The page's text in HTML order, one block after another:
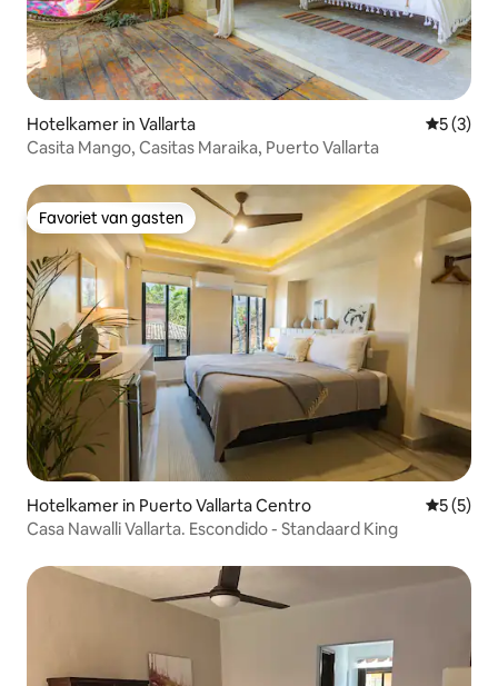
Hotelkamer in Vallarta
5 (3)
Casita Mango, Casitas Maraika, Puerto Vallarta
Favoriet van gasten
Favoriet van gasten
Hotelkamer in Puerto Vallarta Centro
5 (5)
Casa Nawalli Vallarta. Escondido - Standaard King